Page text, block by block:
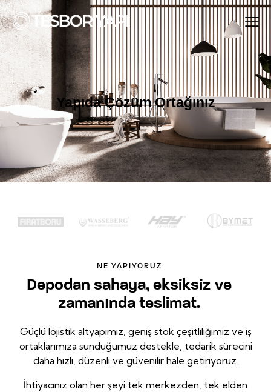
Yapıda Çözüm Ortağınız
NE YAPIYORUZ
Depodan sahaya, eksiksiz ve
zamanında teslimat.
Güçlü lojistik altyapımız, geniş stok çeşitliliğimiz ve iş
ortaklarımıza sunduğumuz destekle, tedarik sürecini
daha hızlı, düzenli ve güvenilir hale getiriyoruz.
İhtiyacınız olan her şeyi tek merkezden, tek elden